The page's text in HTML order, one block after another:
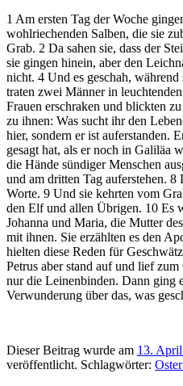
1 Am ersten Tag der Woche
wohlriechenden Salben, die sie
Grab. 2 Da sahen sie, dass der
sie gingen hinein, aber den
nicht. 4 Und es geschah,
traten zwei Männer in
Frauen erschraken und blickten
zu ihnen: Was sucht ihr den
hier, sondern er ist auferstanden.
gesagt hat, als er noch in Galiläa
die Hände sündiger Menschen
und am dritten Tag auferstehen. 8
Worte. 9 Und sie kehrten vom
den Elf und allen Übrigen. 10 Es
Johanna und Maria, die Mutter
mit ihnen. Sie erzählten es den
hielten diese Reden für
Petrus aber stand auf und lief
nur die Leinenbinden. Dann ging
Verwunderung über das, was
Dieser Beitrag wurde am 13.
veröffentlicht. Schlagwörter: